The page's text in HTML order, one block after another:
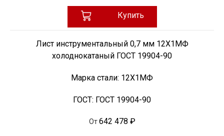
Купить
Лист инструментальный 0,7 мм 12Х1МФ
холоднокатаный ГОСТ 19904-90
Марка стали: 12Х1МФ
ГОСТ: ГОСТ 19904-90
От 642 478 ₽